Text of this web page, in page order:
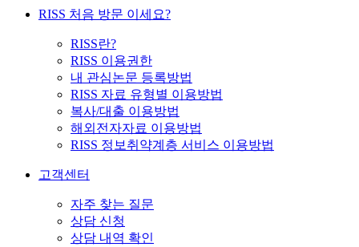
RISS 처음 방문 이세요?
RISS란?
RISS 이용권한
내 관심논문 등록방법
RISS 자료 유형별 이용방법
복사/대출 이용방법
해외전자자료 이용방법
RISS 정보취약계층 서비스 이용방법
고객센터
자주 찾는 질문
상담 신청
상담 내역 확인